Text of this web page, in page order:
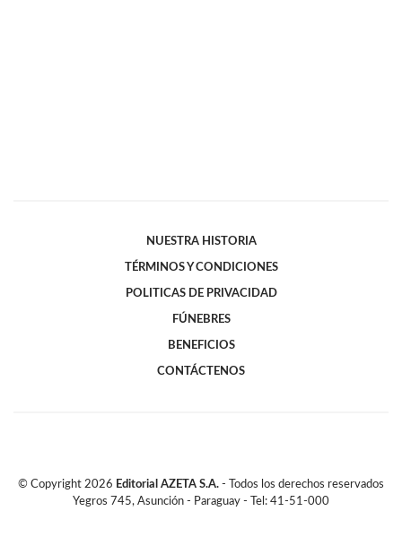
NUESTRA HISTORIA
TÉRMINOS Y CONDICIONES
POLITICAS DE PRIVACIDAD
FÚNEBRES
BENEFICIOS
CONTÁCTENOS
© Copyright 2026 Editorial AZETA S.A. - Todos los derechos reservados
Yegros 745, Asunción - Paraguay - Tel: 41-51-000